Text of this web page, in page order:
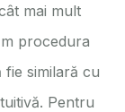
mai mult
procedura
similară cu
Pentru